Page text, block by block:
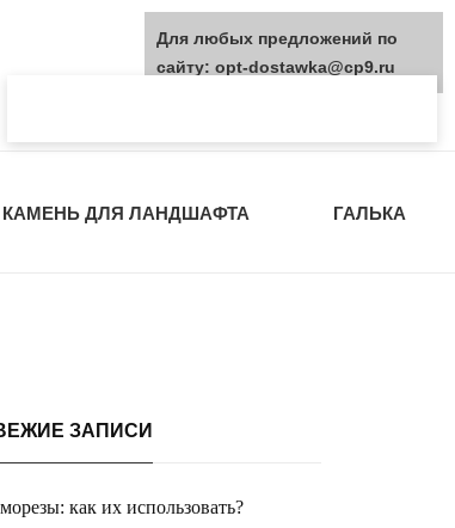
КАМЕНЬ ДЛЯ ЛАНДШАФТА ГАЛЬКА
ЗАПИСИ
как их использовать?
Для любых предложений по
сайту: opt-dostawka@cp9.ru